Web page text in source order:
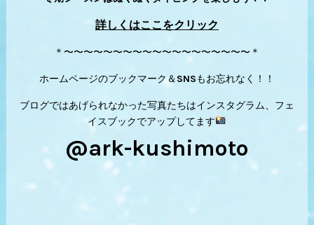
詳しくはここをクリック
＊〜〜〜〜〜〜〜〜〜〜〜〜〜〜〜〜〜〜〜＊
ホームページのブックマーク＆SNSもお忘れなく！！
ブログではあげられなかった写真たちはインスタグラム、フェ
イスブックでアップしてます
@ark-kushimoto